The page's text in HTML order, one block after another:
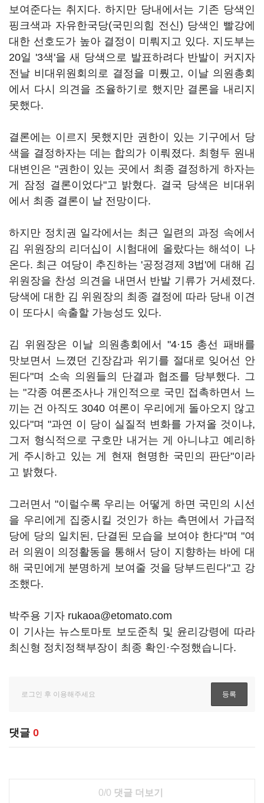
보여준다는 취지다. 하지만 당내에서는 기존 당색인
핑크색과 자유한국당(국민의힘 전신) 당색인 빨강에
대한 선호도가 높아 결정이 미뤄지고 있다. 지도부는
20일 '3색'을 새 당색으로 발표하려다 반발이 커지자
전날 비대위원회의로 결정을 미뤘고, 이날 의원총회
에서 다시 의견을 조율하기로 했지만 결론을 내리지
못했다.
결론에는 이르지 못했지만 권한이 있는 기구에서 당
색을 결정하자는 데는 합의가 이뤄졌다. 최형두 원내
대변인은 "권한이 있는 곳에서 최종 결정하게 하자는
게 잠정 결론이었다"고 밝혔다. 결국 당색은 비대위
에서 최종 결론이 날 전망이다.
하지만 정치권 일각에서는 최근 일련의 과정 속에서
김 위원장의 리더십이 시험대에 올랐다는 해석이 나
온다. 최근 여당이 추진하는 '공정경제 3법'에 대해 김
위원장을 찬성 의견을 내면서 반발 기류가 거세졌다.
당색에 대한 김 위원장의 최종 결정에 따라 당내 이견
이 또다시 속출할 가능성도 있다.
김 위원장은 이날 의원총회에서 "4·15 총선 패배를
맛보면서 느꼈던 긴장감과 위기를 절대로 잊어선 안
된다"며 소속 의원들의 단결과 협조를 당부했다. 그
는 "각종 여론조사나 개인적으로 국민 접촉하면서 느
끼는 건 아직도 3040 여론이 우리에게 돌아오지 않고
있다"며 "과연 이 당이 실질적 변화를 가져올 것이냐,
그저 형식적으로 구호만 내거는 게 아니냐고 예리하
게 주시하고 있는 게 현재 현명한 국민의 판단"이라
고 밝혔다.
그러면서 "이럴수록 우리는 어떻게 하면 국민의 시선
을 우리에게 집중시킬 것인가 하는 측면에서 가급적
당에 당의 일치된, 단결된 모습을 보여야 한다"며 "여
러 의원이 의정활동을 통해서 당이 지향하는 바에 대
해 국민에게 분명하게 보여줄 것을 당부드린다"고 강
조했다.
박주용 기자 rukaoa@etomato.com
이 기사는 뉴스토마토 보도준칙 및 윤리강령에 따라
최신형 정치정책부장이 최종 확인·수정했습니다.
댓글 0
0/0 댓글 더보기